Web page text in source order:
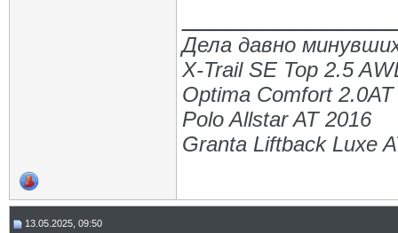
Дела давно
X-Trail SE Top 2.5
Optima Comfort
Polo Allstar AT 2016
Granta Liftback Luxe
13.05.2025, 09:50